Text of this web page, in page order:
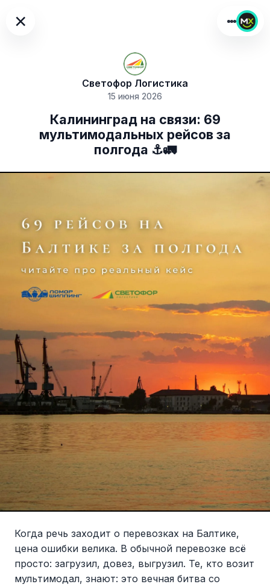
×
Светофор Логистика
15 июня 2026
Калининград на связи: 69
мультимодальных рейсов за
полгода ⚓️🚛
Когда речь заходит о перевозках на Балтике,
цена ошибки велика. В обычной перевозке всё
просто: загрузил, довез, выгрузил. Те, кто возит
мультимодал, знают: это вечная битва со